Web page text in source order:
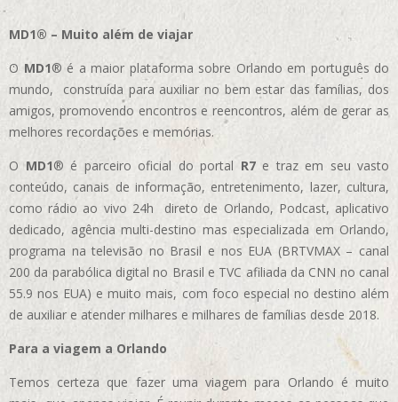
MD1® – Muito além de viajar
O MD1® é a maior plataforma sobre Orlando em português do
mundo, construída para auxiliar no bem estar das famílias, dos
amigos, promovendo encontros e reencontros, além de gerar as
melhores recordações e memórias.
OMD1® é parceiro oficial do portal R7e traz em seu vasto
conteúdo, canais de informação, entretenimento, lazer, cultura,
como rádio ao vivo 24h direto de Orlando, Podcast, aplicativo
dedicado, agência multi-destino mas especializada em Orlando,
programa na televisão no Brasil e nos EUA (BRTVMAX – canal
200 da parabólica digital no Brasil e TVC afiliada da CNN no canal
55.9 nos EUA) e muito mais, com foco especial no destino além
de auxiliar e atender milhares e milhares de famílias desde 2018.
Para a viagem a Orlando
Temos certeza que fazer uma viagem para Orlando é muito